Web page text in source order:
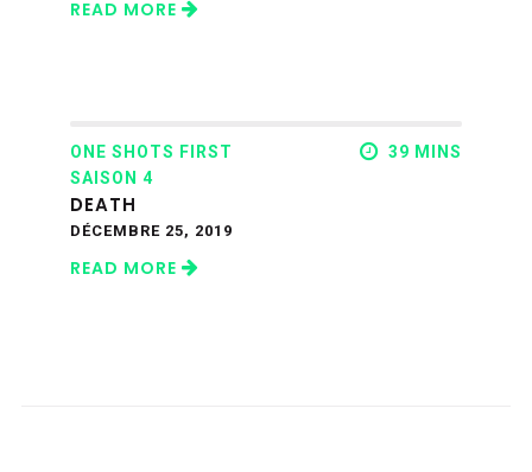
READ MORE
ONE SHOTS FIRST
SAISON 4
39 MINS
DEATH
DÉCEMBRE 25, 2019
READ MORE